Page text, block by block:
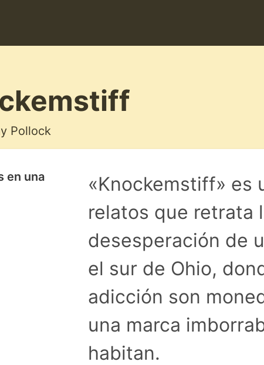
Pollock
en una
«Knockemstiff» es
relatos que retrata
desesperación de
el sur de Ohio,
adicción son
una marca
habitan.